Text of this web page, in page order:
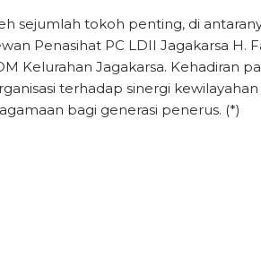
sejumlah tokoh penting, di
Penasihat PC LDII Jagakarsa H.
Kelurahan Jagakarsa. Kehadiran
terhadap sinergi
bagi generasi penerus. (*)